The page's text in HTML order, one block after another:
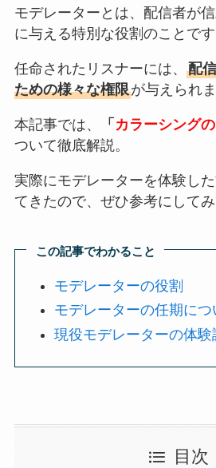
モデレーターとは、配信者が
に与える特別な役割のことです
任命されたリスナーには、 配
ための様々な権限が与えられま
本記事では、 「 カラーシング
ついて徹底解説。
実際にモデレーターを体験し
てきたので、ぜひ参考にしてみ
この記事でわかること
モデレーターの役割
モデレーターの任期につ
現役モデレーターの体験
目次